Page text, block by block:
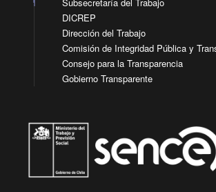
DICREP
Dirección del Trabajo
Comisión de Integridad Pública y
Consejo para la Transparencia
Gobierno Transparente